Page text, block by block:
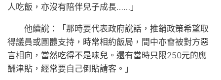
人吃飯，亦沒有陪伴兒子成長……」
他續說：「那時要代表政府說話，推銷政策希望取
得議員或團體支持，時常相約飯局，間中亦會被對方惡
言相向，當然吃得不是味兒。還有當時只限250元的應
酬津貼，經常要自己倒貼請客。」